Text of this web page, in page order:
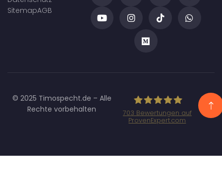
SitemapAGB
© 2025 Timospecht.de – Alle
Rechte vorbehalten
Marketing GmbH
703 Bewertungen auf
ProvenExpert.com